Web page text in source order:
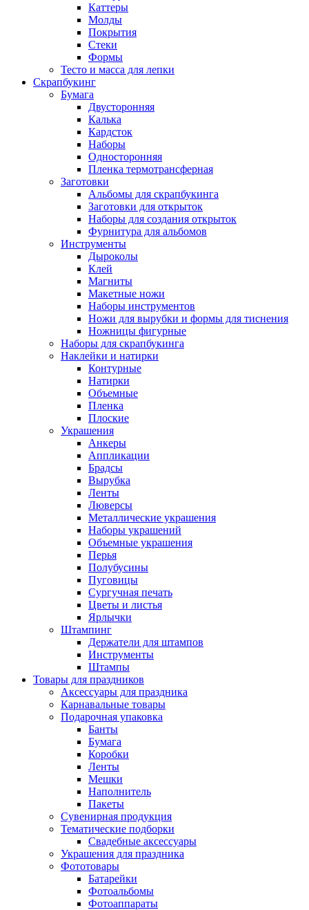
Каттеры
Молды
Покрытия
Стеки
Формы
Тесто и масса для лепки
Скрапбукинг
Бумага
Двусторонняя
Калька
Кардсток
Наборы
Односторонняя
Пленка термотрансферная
Заготовки
Альбомы для скрапбукинга
Заготовки для открыток
Наборы для создания открыток
Фурнитура для альбомов
Инструменты
Дыроколы
Клей
Магниты
Макетные ножи
Наборы инструментов
Ножи для вырубки и формы для тиснения
Ножницы фигурные
Наборы для скрапбукинга
Наклейки и натирки
Контурные
Натирки
Объемные
Пленка
Плоские
Украшения
Анкеры
Аппликации
Брадсы
Вырубка
Ленты
Люверсы
Металлические украшения
Наборы украшений
Объемные украшения
Перья
Полубусины
Пуговицы
Сургучная печать
Цветы и листья
Ярлычки
Штампинг
Держатели для штампов
Инструменты
Штампы
Товары для праздников
Аксессуары для праздника
Карнавальные товары
Подарочная упаковка
Банты
Бумага
Коробки
Ленты
Мешки
Наполнитель
Пакеты
Сувенирная продукция
Тематические подборки
Свадебные аксессуары
Украшения для праздника
Фототовары
Батарейки
Фотоальбомы
Фотоаппараты